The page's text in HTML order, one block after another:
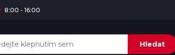
8:00 - 16:00
Hledat